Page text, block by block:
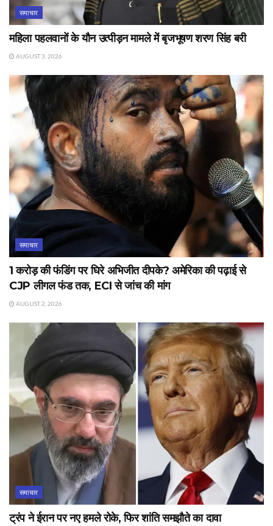
समाचार
महिला पहलवानों के यौन उत्पीड़न मामले में बृजभूषण शरण सिंह बरी
AUGUST 3, 2026
समाचार
1 करोड़ की फंडिंग पर घिरे अभिजीत दीपके? अमेरिका की पढ़ाई से
CJP लीगल फंड तक, ECI से जांच की मांग
AUGUST 2, 2026
समाचार
ट्रंप ने ईरान पर नए हमले रोके, फिर शांति समझौते का दावा